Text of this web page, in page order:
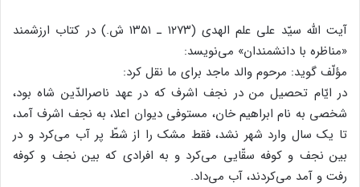
آیت الله سیّد علی علم الهدی (۱۲۷۳ ـ ۱۳۵۱ ش.) در کتاب ارزشمند
«مناظره با دانشمندان» می‌نویسد:
مؤلّف گوید: مرحوم والد ماجد برای ما نقل کرد:
در ایّام تحصیل من در نجف اشرف که در عهد ناصرالدّین شاه بود،
شخصی به نام ابراهیم خان، مستوفی دیوان اعلا، به نجف اشرف آمد،
تا یک سال وارد شهر نشد، فقط مشک را از شطّ پر آب می‌کرد و در
بین نجف و کوفه سقّایی می‌کرد و به افرادی که بین نجف و کوفه
رفت و آمد می‌کردند، آب می‌داد.